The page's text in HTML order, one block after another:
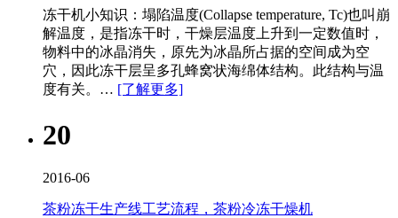
冻干机​小知识：塌陷温度(Collapse temperature, Tc)也叫崩
解温度，是指冻干时，干燥层温度上升到一定数值时，
物料中的冰晶消失，原先为冰晶所占据的空间成为空
穴，因此冻干层呈多孔蜂窝状海绵体结构。此结构与温
度有关。… [了解更多]
20
2016-06
茶粉冻干生产线工艺流程，茶粉冷冻干燥机